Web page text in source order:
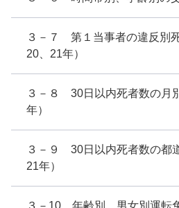
３－７ 第１当事者の違反別
20、21年）
３－８ 30日以内死者数の月
年）
３－９ 30日以内死者数の都
21年）
３－10 年齢別、男女別運転